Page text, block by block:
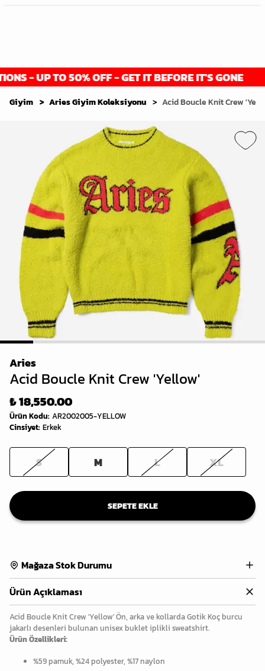
- UP TO 50% OFF - GET IT BEFORE IT'S GONE
Giyim Aries Giyim Koleksiyonu Acid Boucle Knit Crew
1 2 3 4 5 6 7 8
Aries
Acid Boucle Knit Crew 'Yellow'
₺ 18,550.00
Ürün Kodu: AR2002005-YELLOW
Cinsiyet: Erkek
S M L XL
SEPETE EKLE
Mağaza Stok Durumu
Ürün Açıklaması
Acid Boucle Knit Crew 'Yellow' Ön, arka ve kollarda Gotik Koç burcu
jakarlı desenleri bulunan unisex buklet iplikli sweatshirt.
Ürün Özellikleri:
%59 pamuk, %24 polyester, %17 naylon